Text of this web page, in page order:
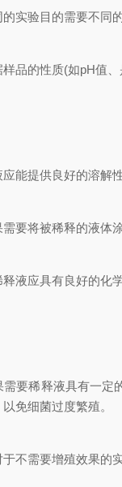
验目的需要不同的
的性质(如pH值、
提供良好的溶解性
将被稀释的液体涂
应具有良好的化学
稀释液具有一定的
免细菌过度繁殖。
需要增殖效果的实